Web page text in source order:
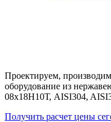
Проектируем,
оборудование из
08х18Н10Т, AISI304,
Получить расчет цены